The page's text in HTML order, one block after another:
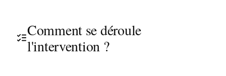
Comment se déroule
l'intervention ?